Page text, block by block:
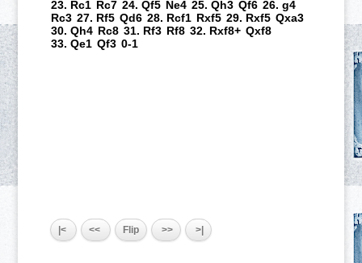
23. Rc1 Rc7 24. Qf5 Ne4 25. Qh3 Qf6 26. g4
Rc3 27. Rf5 Qd6 28. Rcf1 Rxf5 29. Rxf5 Qxa3
30. Qh4 Rc8 31. Rf3 Rf8 32. Rxf8+ Qxf8
33. Qe1 Qf3 0-1
|< << Flip >> >|